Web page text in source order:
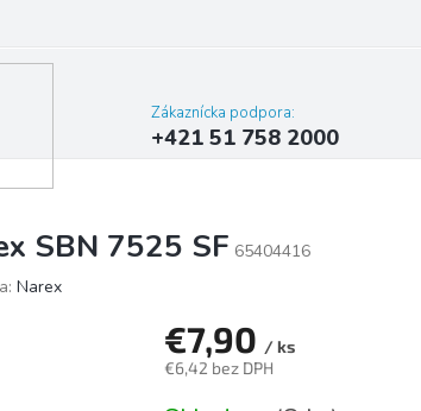
údajov
Zákaznícka podpora:
+421 51 758 2000
SBN 7525 SF 65404416
Narex
€7,90 / ks
€6,42 bez DPH